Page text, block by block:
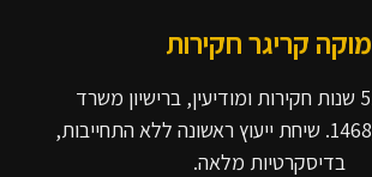
מוקה קריגר חקירות
למעלה מ-51 שנות חקירות ומודיעין, ברישיון משרד
המשפטים 1468/75. שיחת ייעוץ ראשונה ללא התחייבות,
בדיסקרטיות מלאה.